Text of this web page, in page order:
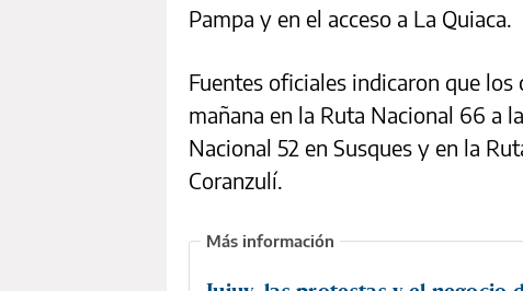
Pampa y en el acceso a La Quiaca.
Fuentes oficiales indicaron que
mañana en la Ruta Nacional 66 a
Nacional 52 en Susques y en la
Coranzulí.